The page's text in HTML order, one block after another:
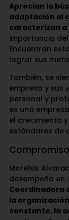
Aprecian la
adaptación al
caracterizan a
importancia
Encuentran
lograr sus
También, se
empresa y sus
personal y
es una
el crecimiento
estándares de
Morelxis
desempeña en
Coordinadora
la
constante, la